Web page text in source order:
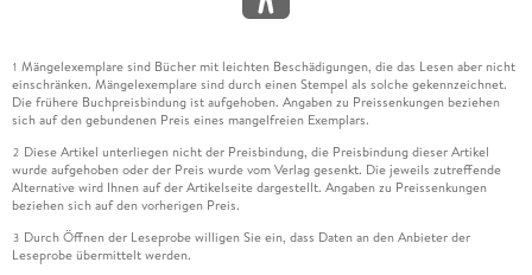
1 Mängelexemplare sind Bücher mit leichten Beschädigungen, die das Lesen aber nicht
einschränken. Mängelexemplare sind durch einen Stempel als solche gekennzeichnet.
Die frühere Buchpreisbindung ist aufgehoben. Angaben zu Preissenkungen beziehen
sich auf den gebundenen Preis eines mangelfreien Exemplars.
2 Diese Artikel unterliegen nicht der Preisbindung, die Preisbindung dieser Artikel
wurde aufgehoben oder der Preis wurde vom Verlag gesenkt. Die jeweils zutreffende
Alternative wird Ihnen auf der Artikelseite dargestellt. Angaben zu Preissenkungen
beziehen sich auf den vorherigen Preis.
3 Durch Öffnen der Leseprobe willigen Sie ein, dass Daten an den Anbieter der
Leseprobe übermittelt werden.